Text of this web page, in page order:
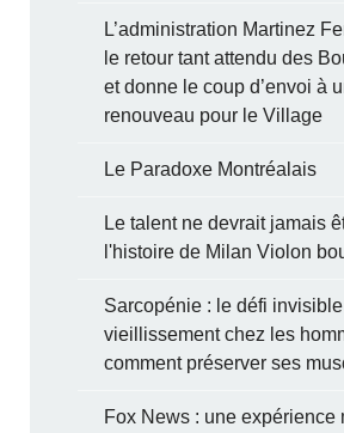
L’administration Martinez
le retour tant attendu des
et donne le coup d’envoi à
renouveau pour le Village
Le Paradoxe Montréalais
Le talent ne devrait jamais
l'histoire de Milan Violon
Sarcopénie : le défi
vieillissement chez les
comment préserver ses
Fox News : une expérience